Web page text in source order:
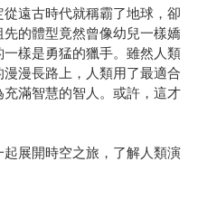
遠古時代就稱霸了地球，卻
的體型竟然曾像幼兒一樣嬌
樣是勇猛的獵手。雖然人類
漫長路上，人類用了最適合
滿智慧的智人。或許，這才
展開時空之旅，了解人類演